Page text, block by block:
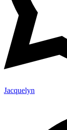
Jacquelyn